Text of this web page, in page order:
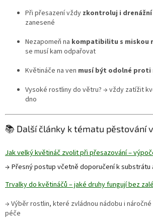
Při přesazení vždy zkontroluj i
zanesené
Nezapomeň na kompatibilitu s miskou
se musí kam odpařovat
Květináče na ven musí být odolné proti
Vysoké rostliny do větru? → vždy zatížit
dno
📚 Další články k tématu pěstování
Jak velký květináč zvolit při přesazování –
→ Přesný postup včetně doporučení k substrátu
Trvalky do květináčů – jaké druhy fungují bez
→ Výběr rostlin, které zvládnou nádobu i
péče